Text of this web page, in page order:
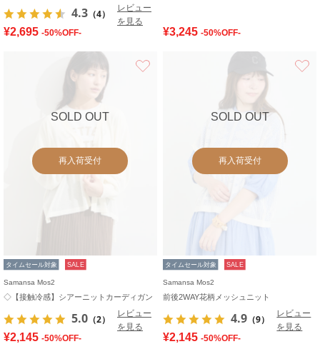
4.3 （4）
レビュー
を見る
¥2,695 -50%OFF- ¥3,245 -50%OFF-
SOLD OUT
再入荷受付
タイムセール対象 SALE
Samansa Mos2
◇【接触冷感】シアーニットカーディガン
5.0 （2）
レビュー
を見る
¥2,145 -50%OFF-
SOLD OUT
再入荷受付
タイムセール対象 SALE
Samansa Mos2
前後2WAY花柄メッシュニット
4.9 （9）
レビュー
を見る
¥2,145 -50%OFF-